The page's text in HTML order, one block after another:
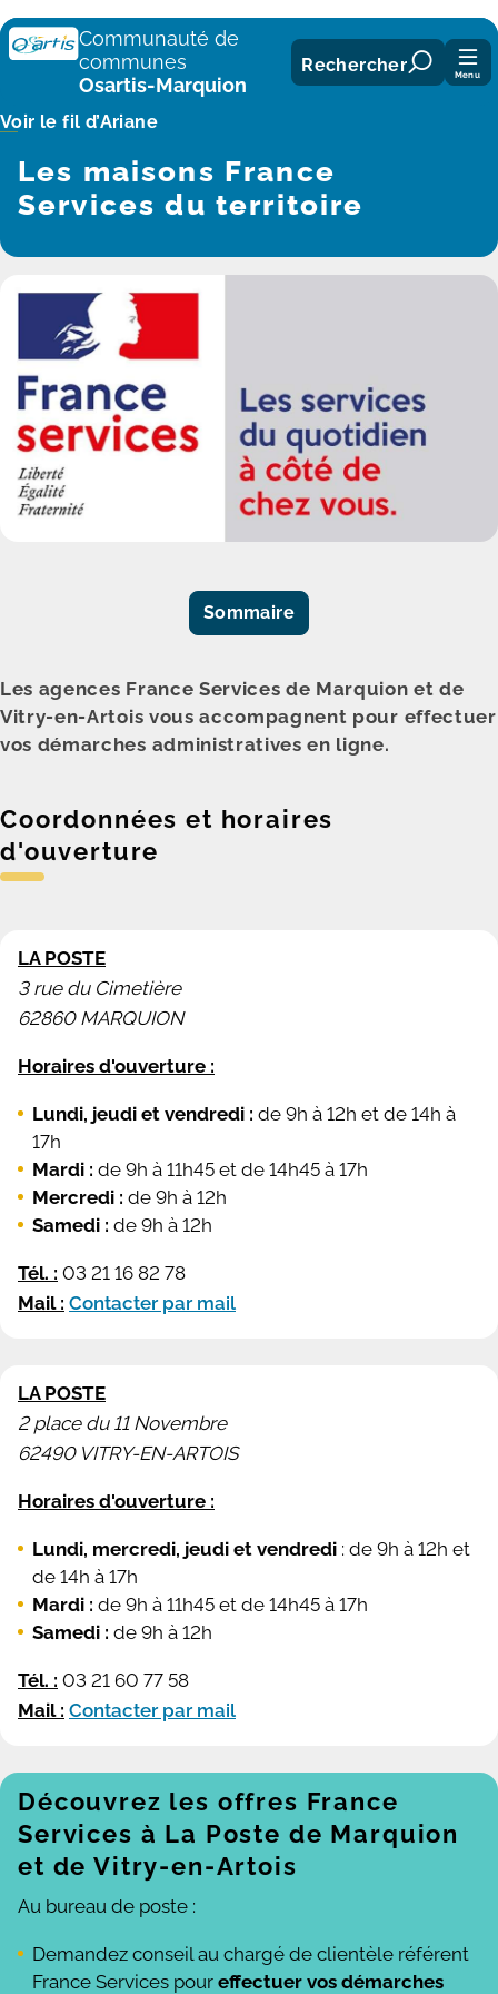
Panneau de gestion des cookies
Communauté de
communes
Osartis-Marquion
Rechercher Menu
Voir le fil d’Ariane
Les maisons France
Services du territoire
Sommaire
Les agences France Services de Marquion et de
Vitry-en-Artois vous accompagnent pour effectuer
vos démarches administratives en ligne.
Coordonnées et horaires
d'ouverture
LA POSTE
3 rue du Cimetière
62860 MARQUION
Horaires d'ouverture :
Lundi, jeudi et vendredi : de 9h à 12h et de 14h à
17h
Mardi : de 9h à 11h45 et de 14h45 à 17h
Mercredi : de 9h à 12h
Samedi : de 9h à 12h
Tél. : 03 21 16 82 78
Mail : Contacter par mail
LA POSTE
2 place du 11 Novembre
62490 VITRY-EN-ARTOIS
Horaires d'ouverture :
Lundi, mercredi, jeudi et vendredi : de 9h à 12h et
de 14h à 17h
Mardi : de 9h à 11h45 et de 14h45 à 17h
Samedi : de 9h à 12h
Tél. : 03 21 60 77 58
Mail : Contacter par mail
Découvrez les offres France
Services à La Poste de Marquion
et de Vitry-en-Artois
Au bureau de poste :
Demandez conseil au chargé de clientèle référent
France Services pour effectuer vos démarches